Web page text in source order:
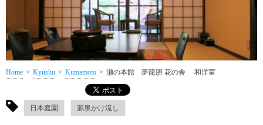
Home Kyushu Kumamoto 瀬の本館 夢龍胆 花の舎 和洋室
日本庭園 源泉かけ流し